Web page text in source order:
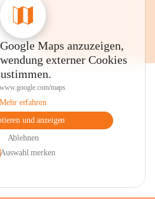
Maps anzuzeigen,
externer Cookies
maps
Mehr erfahren
und anzeigen
Ablehnen
Auswahl merken